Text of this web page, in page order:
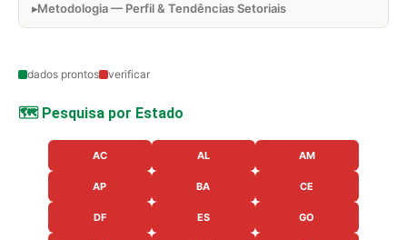
Metodologia — Perfil & Tendências Setoriais
dados prontos verificar
🗺️ Pesquisa por Estado
AC AL AM
AP BA CE
DF ES GO